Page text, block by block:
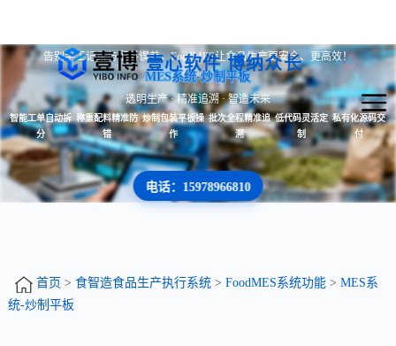
壹心软件 博纳众长
告别手工记录与配料误差，FoodMES让食品生产更安全、更高效！
MES系统-炒制平板
透明生产 · 精准追溯 · 智造未来
智能工单自动拆
分
称重配料精准防
错
炒制包装平板操
作
批次全程精准追
溯
低代码灵活定
制
私有化源码交
付
电话：15978966810
首页 > 食智造食品生产执行系统> FoodMES系统功能> MES系
统-炒制平板